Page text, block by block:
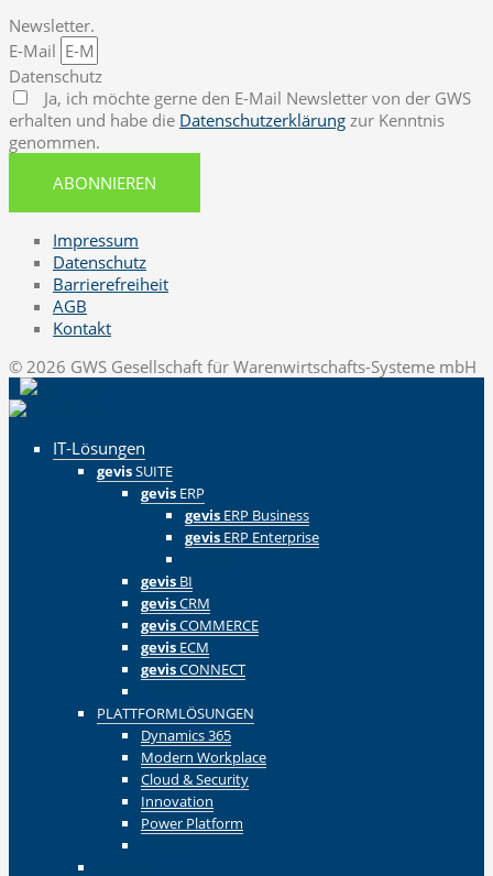
Newsletter.
E-Mail
Datenschutz
Ja, ich möchte gerne den E-Mail Newsletter von der GWS
erhalten und habe die Datenschutzerklärung zur Kenntnis
genommen.
ABONNIEREN
Impressum
Datenschutz
Barrierefreiheit
AGB
Kontakt
© 2026 GWS Gesellschaft für Warenwirtschafts-Systeme mbH
IT-Lösungen
gevisSUITE
gevis ERP
gevis ERP Business
gevis ERP Enterprise
gevis BI
gevisCRM
gevisCOMMERCE
gevis ECM
gevisCONNECT
PLATTFORMLÖSUNGEN
Dynamics 365
Modern Workplace
Cloud & Security
Innovation
Power Platform